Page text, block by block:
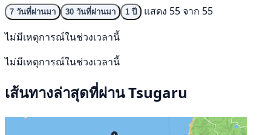
7 วันที่ผ่านมา 30 วันที่ผ่านมา 1 ปี
แสดง 55 จาก 55
ไม่มีเหตุการณ์ในช่วงเวลานี้
ไม่มีเหตุการณ์ในช่วงเวลานี้
เส้นทางล่าสุดที่ผ่าน Tsugaru